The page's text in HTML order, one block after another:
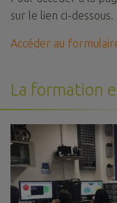
sur le lien ci-dessous.
Accéder au
La formation